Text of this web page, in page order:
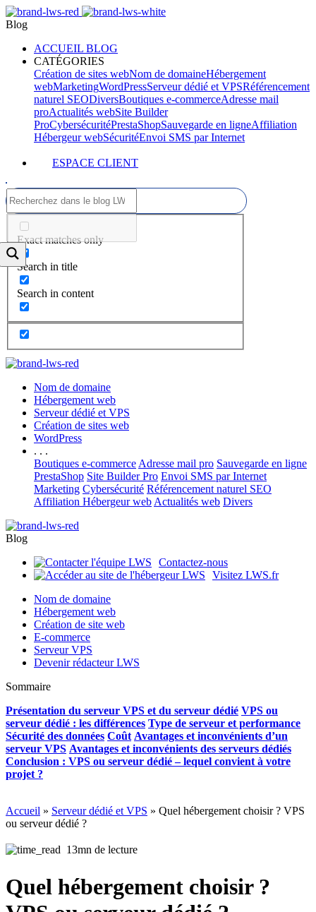
Blog
ACCUEIL BLOG
CATÉGORIES
Création de sites webNom de domaineHébergement
webMarketingWordPressServeur dédié et VPSRéférencement
naturel SEODiversBoutiques e-commerceAdresse mail
proActualités webSite Builder
ProCybersécuritéPrestaShopSauvegarde en ligneAffiliation
Hébergeur webSécuritéEnvoi SMS par Internet
ESPACE CLIENT
Exact matches only
Search in title
Search in content
Nom de domaine
Hébergement web
Serveur dédié et VPS
Création de sites web
WordPress
. . .
Boutiques e-commerce Adresse mail pro Sauvegarde en ligne
PrestaShop Site Builder Pro Envoi SMS par Internet
Marketing Cybersécurité Référencement naturel SEO
Affiliation Hébergeur web Actualités web Divers
Blog
Contactez-nous
Visitez LWS.fr
Nom de domaine
Hébergement web
Création de site web
E-commerce
Serveur VPS
Devenir rédacteur LWS
Sommaire
Présentation du serveur VPS et du serveur dédié VPS ou
serveur dédié : les différences Type de serveur et performance
Sécurité des données Coût Avantages et inconvénients d’un
serveur VPS Avantages et inconvénients des serveurs dédiés
Conclusion : VPS ou serveur dédié – lequel convient à votre
projet ?
Accueil » Serveur dédié et VPS » Quel hébergement choisir ? VPS
ou serveur dédié ?
13mn de lecture
Quel hébergement choisir ?